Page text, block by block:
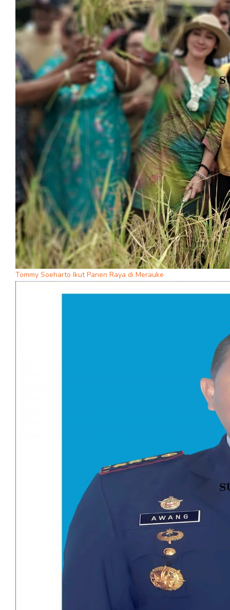
Tommy Soeharto Ikut Panen Raya di Merauke